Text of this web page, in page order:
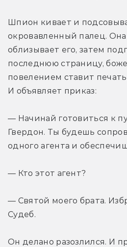
Шпион кивает и
окровавленный палец.
облизывает его, затем
последнюю страницу,
повелением ставит
И объявляет приказ:
— Начинай готовиться к
Гвердон. Ты будешь
одного агента и
— Кто этот агент?
— Святой моего брата.
Судеб.
Он делано разозлился. И